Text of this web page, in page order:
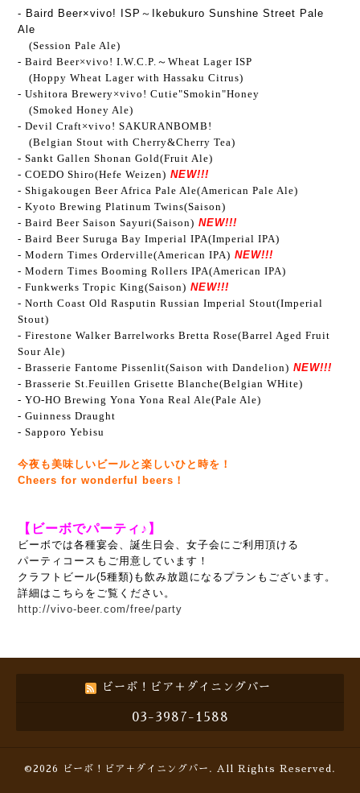
- Baird Beer×vivo! ISP～Ikebukuro Sunshine Street Pale
Ale
(Session Pale Ale)
- Baird Beer×vivo! I.W.C.P.～Wheat Lager ISP
(Hoppy Wheat Lager with Hassaku Citrus)
- Ushitora Brewery×vivo! Cutie"Smokin"Honey
(Smoked Honey Ale)
- Devil Craft×vivo! SAKURANBOMB!
(Belgian Stout with Cherry&Cherry Tea)
- Sankt Gallen Shonan Gold(Fruit Ale)
- COEDO Shiro(Hefe Weizen) NEW!!!
- Shigakougen Beer Africa Pale Ale(American Pale Ale)
- Kyoto Brewing Platinum Twins(Saison)
- Baird Beer Saison Sayuri(Saison) NEW!!!
- Baird Beer Suruga Bay Imperial IPA(Imperial IPA)
- Modern Times Orderville(American IPA) NEW!!!
- Modern Times Booming Rollers IPA(American IPA)
- Funkwerks Tropic King(Saison) NEW!!!
- North Coast Old Rasputin Russian Imperial Stout(Imperial
Stout)
- Firestone Walker Barrelworks Bretta Rose(Barrel Aged Fruit
Sour Ale)
- Brasserie Fantome Pissenlit(Saison with Dandelion) NEW!!!
- Brasserie St.Feuillen Grisette Blanche(Belgian WHite)
- YO-HO Brewing Yona Yona Real Ale(Pale Ale)
- Guinness Draught
- Sapporo Yebisu
今夜も美味しいビールと楽しいひと時を！
Cheers for wonderful beers！
【ビーボでパーティ♪】
ビーボでは各種宴会、誕生日会、女子会にご利用頂ける
パーティコースもご用意しています！
クラフトビール(5種類)も飲み放題になるプランもございます。
詳細はこちらをご覧ください。
http://vivo-beer.com/free/party
ビーボ！ビア＋ダイニングバー
03-3987-1588
©2026 ビーボ！ビア＋ダイニングバー . All Rights Reserved.